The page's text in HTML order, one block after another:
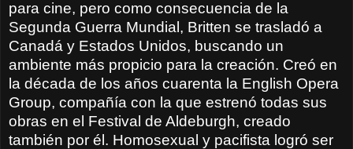
para cine, pero como consecuencia de la
Segunda Guerra Mundial, Britten se trasladó a
Canadá y Estados Unidos, buscando un
ambiente más propicio para la creación. Creó en
la década de los años cuarenta la English Opera
Group, compañía con la que estrenó todas sus
obras en el Festival de Aldeburgh, creado
también por él. Homosexual y pacifista logró ser